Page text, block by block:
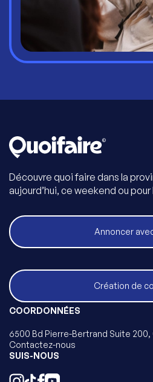
Découvre quoi faire dans la
aujourd’hui, ce weekend ou
Annoncer
Création de
COORDONNÉES
6500 Bd Pierre-Bertrand Suite 200,
Contactez-nous
SUIS-NOUS